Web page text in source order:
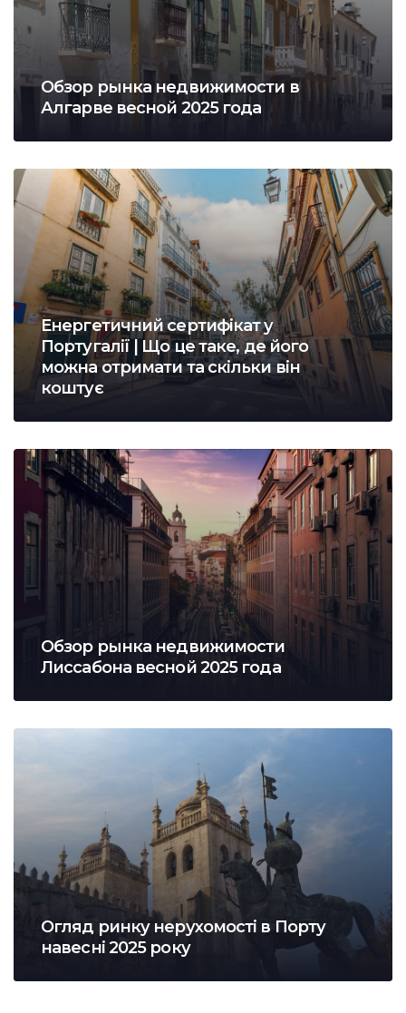
Обзор рынка недвижимости в
Алгарве весной 2025 года
Енергетичний сертифікат у
Португалії | Що це таке, де його
можна отримати та скільки він
коштує
Обзор рынка недвижимости
Лиссабона весной 2025 года
Огляд ринку нерухомості в Порту
навесні 2025 року